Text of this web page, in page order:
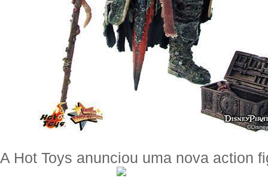
A Hot Toys anunciou uma nova action